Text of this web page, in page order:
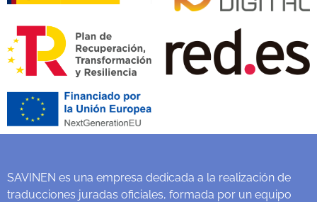
SAVINEN es una empresa dedicada a la realización de
traducciones juradas oficiales, formada por un equipo